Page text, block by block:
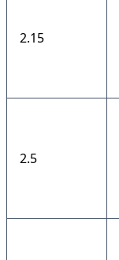
2.15
2.5